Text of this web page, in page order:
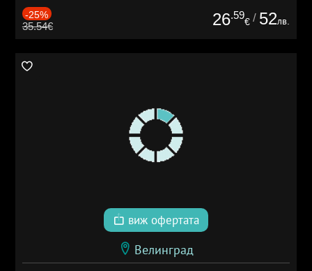
-25%
35.54€ 26.59
€ / 52лв.
виж офертата
Велинград